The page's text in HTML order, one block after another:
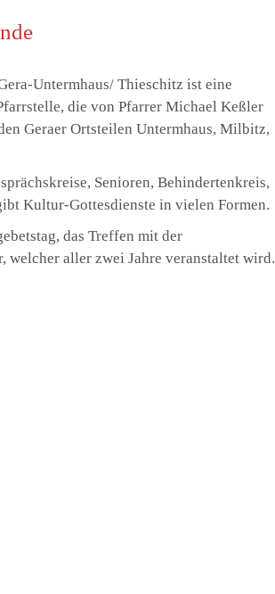
Untermhaus/ Thieschitz ist eine
die von Pfarrer Michael Keßler
Geraer Ortsteilen Untermhaus, Milbitz,
Senioren, Behindertenkreis,
Kultur-Gottesdienste in vielen Formen.
das Treffen mit der
welcher aller zwei Jahre veranstaltet wird.